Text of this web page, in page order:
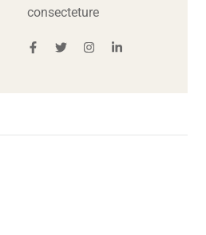
consecteture